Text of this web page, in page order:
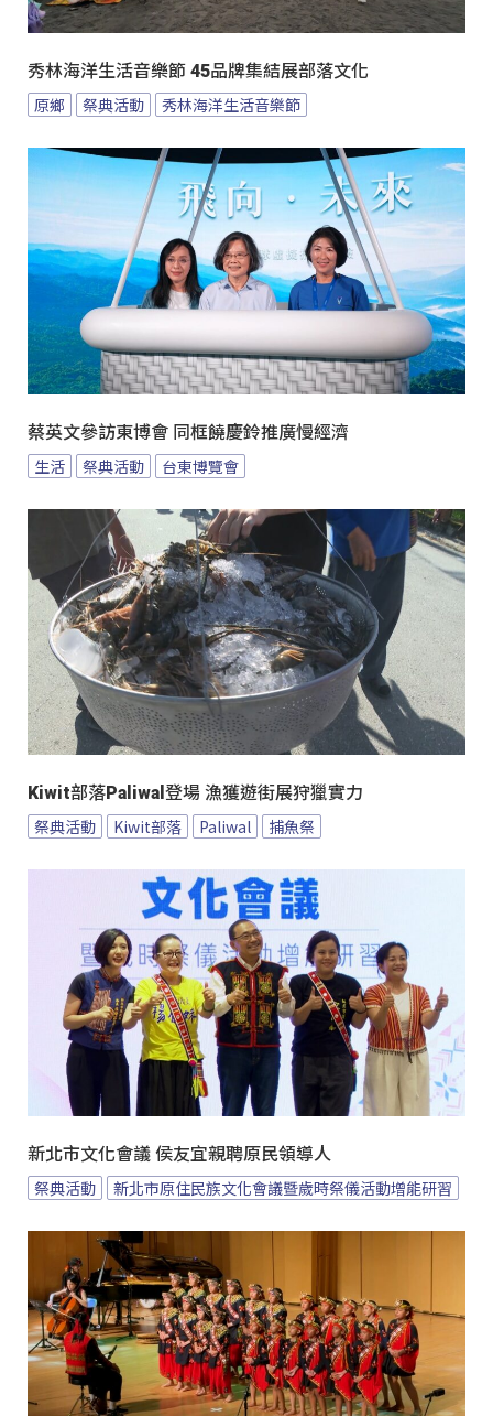
秀林海洋生活音樂節 45品牌集結展部落文化
原鄉 祭典活動 秀林海洋生活音樂節
蔡英文參訪東博會 同框饒慶鈴推廣慢經濟
生活 祭典活動 台東博覽會
Kiwit部落Paliwal登場 漁獲遊街展狩獵實力
祭典活動 Kiwit部落 Paliwal 捕魚祭
新北市文化會議 侯友宜親聘原民領導人
祭典活動 新北市原住民族文化會議暨歲時祭儀活動增能研習